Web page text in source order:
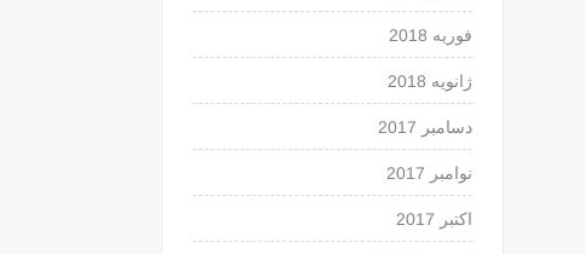
فوریه 2018
ژانویه 2018
دسامبر 2017
نوامبر 2017
اکتبر 2017